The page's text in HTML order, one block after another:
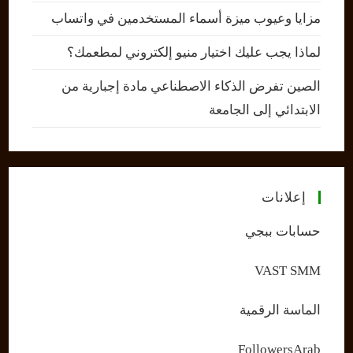
مزايا وعيوب ميزة أسماء المستخدمين في واتساب
لماذا يجب عليك اختيار منيو إلكتروني لمطعمك؟
الصين تفرض الذكاء الاصطناعي مادة إجبارية من
الابتدائي إلى الجامعة
إعلانات
حسابات ببجي
VAST SMM
الماسة الرقمية
FollowersArab